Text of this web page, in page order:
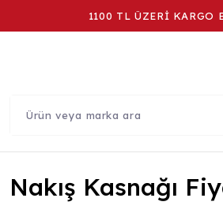
1100 TL ÜZERİ KARGO
Nakış Kasnağı